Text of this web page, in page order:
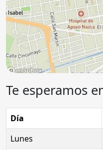
Te esperamos
Día
Lunes